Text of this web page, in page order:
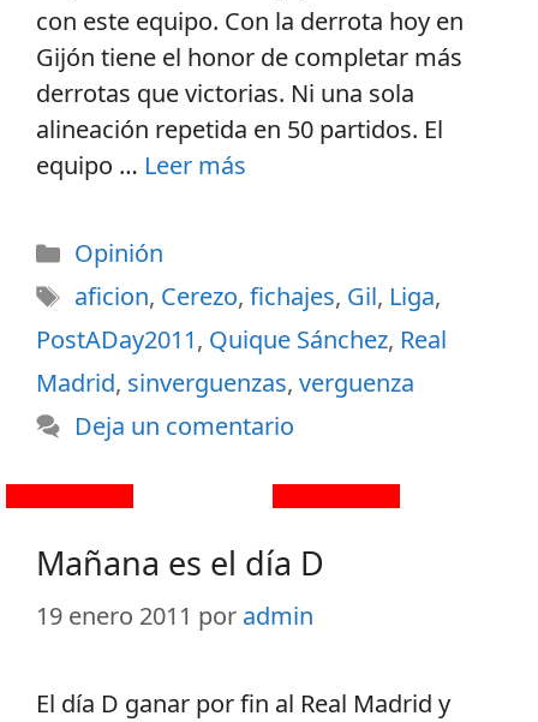
con este equipo. Con la derrota hoy en
Gijón tiene el honor de completar más
derrotas que victorias. Ni una sola
alineación repetida en 50 partidos. El
equipo … Leer más
Opinión
aficion, Cerezo, fichajes, Gil, Liga,
PostADay2011, Quique Sánchez, Real
Madrid, sinverguenzas, verguenza
Deja un comentario
Mañana es el día D
19 enero 2011 por admin
El día D ganar por fin al Real Madrid y